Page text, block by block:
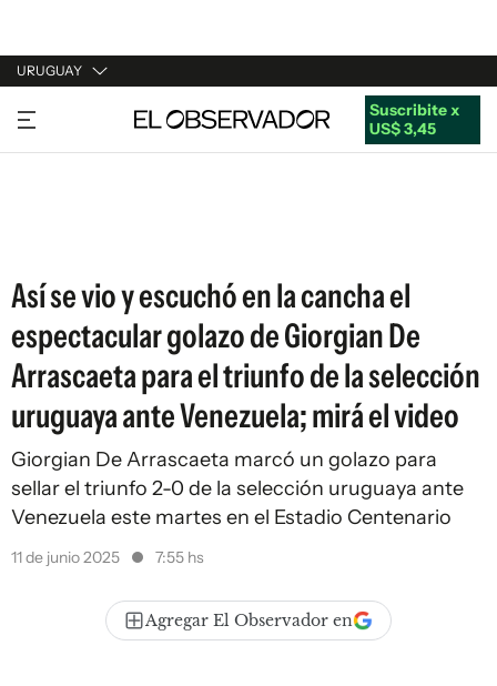
URUGUAY
URUGUAY
ARGENTINA
Suscribite x
US$ 3,45
Así se vio y escuchó en la cancha el
espectacular golazo de Giorgian De
Arrascaeta para el triunfo de la selección
uruguaya ante Venezuela; mirá el video
Giorgian De Arrascaeta marcó un golazo para
sellar el triunfo 2-0 de la selección uruguaya ante
Venezuela este martes en el Estadio Centenario
11 de junio 2025 7:55 hs
Agregar El Observador en